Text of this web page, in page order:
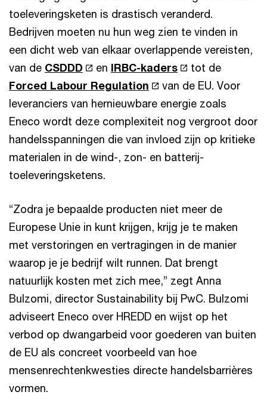
toeleveringsketen is drastisch veranderd.
Bedrijven moeten nu hun weg zien te vinden in
een dicht web van elkaar overlappende vereisten,
van de CSDDD en IRBC-kaders
tot de
Forced Labour Regulation
van de EU. Voor
leveranciers van hernieuwbare energie zoals
Eneco wordt deze complexiteit nog vergroot door
handelsspanningen die van invloed zijn op kritieke
materialen in de wind-, zon- en batterij-
toeleveringsketens.
“Zodra je bepaalde producten niet meer de
Europese Unie in kunt krijgen, krijg je te maken
met verstoringen en vertragingen in de manier
waarop je je bedrijf wilt runnen. Dat brengt
natuurlijk kosten met zich mee,” zegt Anna
Bulzomi, director Sustainability bij PwC. Bulzomi
adviseert Eneco over HREDD en wijst op het
verbod op dwangarbeid voor goederen van buiten
de EU als concreet voorbeeld van hoe
mensenrechtenkwesties directe handelsbarrières
vormen.